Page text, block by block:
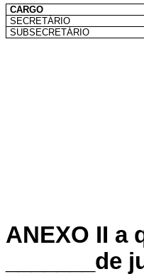
CARGO
SECRETÁRIO
SUBSECRETÁRIO
ANEXO II a
_______de